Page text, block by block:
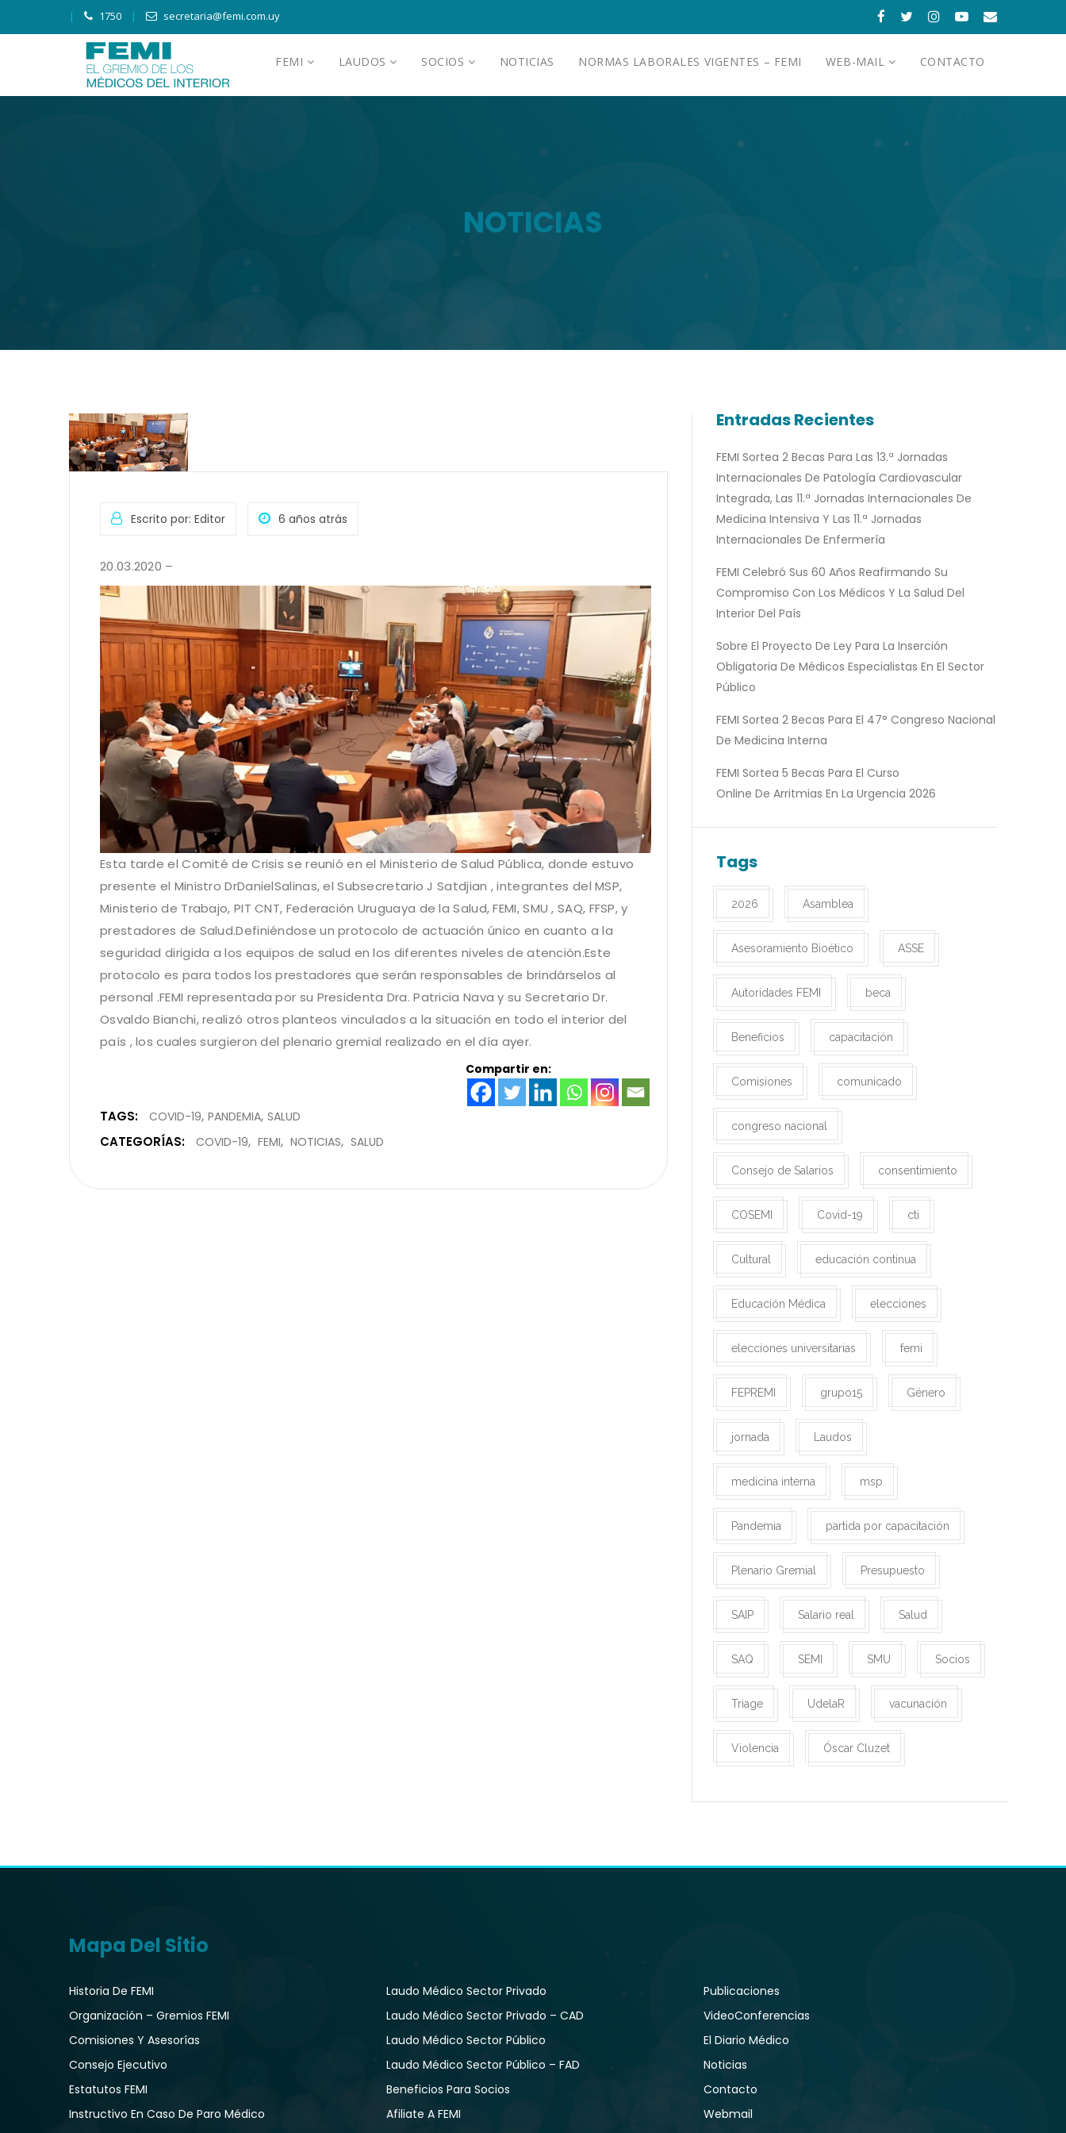
1750 secretaria@femi.com.uy
FEMI LAUDOS SOCIOS NOTICIAS NORMAS LABORALES VIGENTES – FEMI WEB-MAIL CONTACTO
NOTICIAS
Escrito por: Editor 6 años atrás
20.03.2020 –
Esta tarde el Comité de Crisis se reunió en el Ministerio de Salud Pública, donde estuvo
presente el Ministro DrDanielSalinas, el Subsecretario J Satdjian , integrantes del MSP,
Ministerio de Trabajo, PIT CNT, Federación Uruguaya de la Salud, FEMI, SMU , SAQ, FFSP, y
prestadores de Salud.Definiéndose un protocolo de actuación único en cuanto a la
seguridad dirigida a los equipos de salud en los diferentes niveles de atención.Este
protocolo es para todos los prestadores que serán responsables de brindárselos al
personal .FEMI representada por su Presidenta Dra. Patricia Nava y su Secretario Dr.
Osvaldo Bianchi, realizó otros planteos vinculados a la situación en todo el interior del
país , los cuales surgieron del plenario gremial realizado en el día ayer.
Compartir en:
TAGS: COVID-19 PANDEMIA SALUD
CATEGORÍAS: COVID-19 FEMI NOTICIAS SALUD
Entradas Recientes
FEMI Sortea 2 Becas Para Las 13.ª Jornadas
Internacionales De Patología Cardiovascular
Integrada, Las 11.ª Jornadas Internacionales De
Medicina Intensiva Y Las 11.ª Jornadas
Internacionales De Enfermería
FEMI Celebró Sus 60 Años Reafirmando Su
Compromiso Con Los Médicos Y La Salud Del
Interior Del País
Sobre El Proyecto De Ley Para La Inserción
Obligatoria De Médicos Especialistas En El Sector
Público
FEMI Sortea 2 Becas Para El 47° Congreso Nacional
De Medicina Interna
FEMI Sortea 5 Becas Para El Curso
Online De Arritmias En La Urgencia 2026
Tags
2026 Asamblea
Asesoramiento Bioético ASSE
Autoridades FEMI beca
Beneficios capacitación
Comisiones comunicado
congreso nacional
Consejo de Salarios consentimiento
COSEMI Covid-19 cti
Cultural educación continua
Educación Médica elecciones
elecciones universitarias femi
FEPREMI grupo15 Género
jornada Laudos
medicina interna msp
Pandemia partida por capacitación
Plenario Gremial Presupuesto
SAIP Salario real Salud
SAQ SEMI SMU Socios
Triage UdelaR vacunación
Violencia Óscar Cluzet
Mapa Del Sitio
Historia De FEMI
Organización – Gremios FEMI
Comisiones Y Asesorías
Consejo Ejecutivo
Estatutos FEMI
Instructivo En Caso De Paro Médico
Laudo Médico Sector Privado
Laudo Médico Sector Privado – CAD
Laudo Médico Sector Público
Laudo Médico Sector Público – FAD
Beneficios Para Socios
Afiliate A FEMI
Publicaciones
VideoConferencias
El Diario Médico
Noticias
Contacto
Webmail